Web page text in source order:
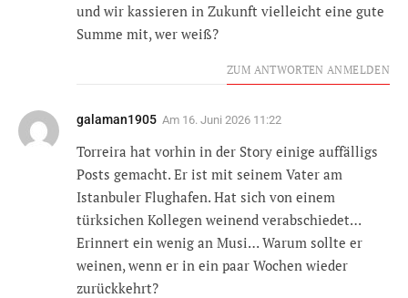
und wir kassieren in Zukunft vielleicht eine gute
Summe mit, wer weiß?
ZUM ANTWORTEN ANMELDEN
galaman1905 Am 16. Juni 2026 11:22
Torreira hat vorhin in der Story einige auffälligs
Posts gemacht. Er ist mit seinem Vater am
Istanbuler Flughafen. Hat sich von einem
türksichen Kollegen weinend verabschiedet…
Erinnert ein wenig an Musi… Warum sollte er
weinen, wenn er in ein paar Wochen wieder
zurückkehrt?